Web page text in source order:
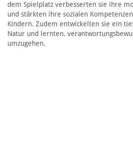
dem Spielplatz verbesserten sie ihre
und stärkten ihre sozialen
Kindern. Zudem entwickelten sie ein
Natur und lernten,
umzugehen.